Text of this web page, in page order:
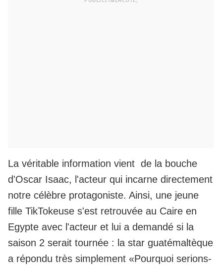
La véritable information vient de la bouche
d'Oscar Isaac, l'acteur qui incarne directement
notre célèbre protagoniste. Ainsi, une jeune
fille TikTokeuse s'est retrouvée au Caire en
Egypte avec l'acteur et lui a demandé si la
saison 2 serait tournée : la star guatémaltèque
a répondu très simplement «Pourquoi serions-